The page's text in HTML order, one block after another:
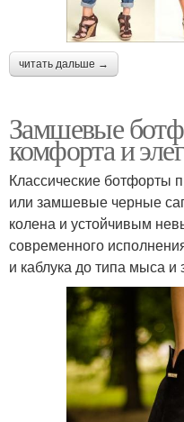
читать дальше →
Замшевые
комфорта и
Классические ботфорты
или замшевые черные
колена и устойчивым
современного
и каблука до типа мыса и